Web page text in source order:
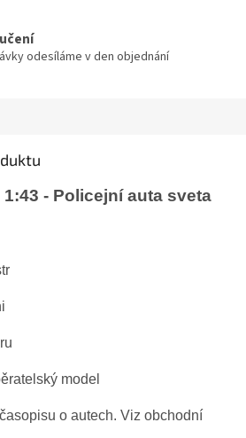
odesíláme v den objednání
- Policejní auta sveta
model
o autech. Viz obchodní